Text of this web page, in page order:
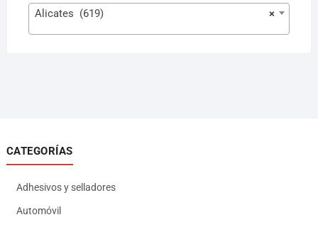
×
Alicates (619)
CATEGORÍAS
Adhesivos y selladores
Automóvil